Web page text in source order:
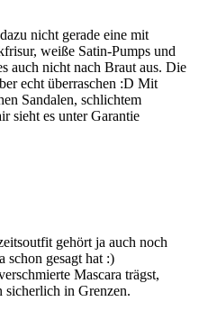
nicht gerade eine mit
weiße Satin-Pumps und
auch nicht nach Braut aus. Die
echt überraschen :D Mit
Sandalen, schlichtem
sieht es unter Garantie
gehört ja auch noch
schon gesagt hat :)
Mascara trägst,
sicherlich in Grenzen.